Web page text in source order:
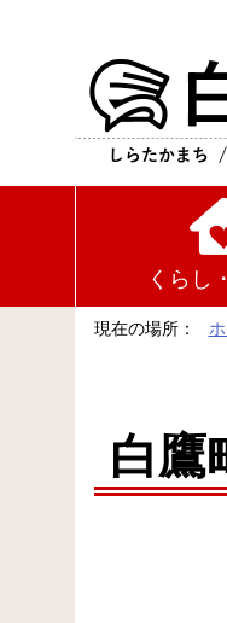
くらし
現在の場所：
白鷹